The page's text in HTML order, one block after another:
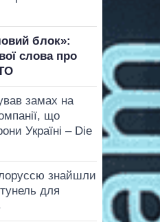
блок»:
слова про
замах на
що
Україні – Die
знайшли
для